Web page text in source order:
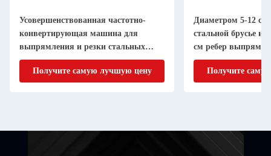
Усовершенствованная частотно-
конвертирующая машина для
выпрямления и резки стальных
стволов / ребер
Получите самую лучшую цену
Диаметром 5-12 см
стальной брусье и
см ребер
Получите